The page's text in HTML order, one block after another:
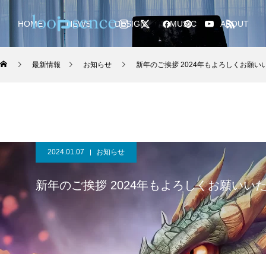
HOME NEWS DESIGN MUSIC ABOUT
最新情報 お知らせ 新年のご挨拶 2024年もよろしくお願い
2024.01.07 お知らせ
新年のご挨拶 2024年もよろしくお願いい